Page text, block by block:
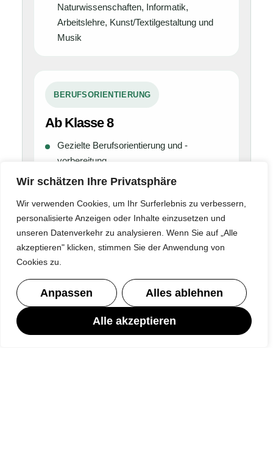
Wir schätzen Ihre Privatsphäre
Wir verwenden Cookies, um Ihr Surferlebnis zu verbessern,
personalisierte Anzeigen oder Inhalte einzusetzen und
unseren Datenverkehr zu analysieren. Wenn Sie auf „Alle
akzeptieren" klicken, stimmen Sie der Anwendung von
Cookies zu.
Anpassen Alles ablehnen
Alle akzeptieren
Naturwissenschaften, Informatik,
Arbeitslehre, Kunst/Textilgestaltung und
Musik
BERUFSORIENTIERUNG
Ab Klasse 8
Gezielte Berufsorientierung und -
vorbereitung
Potentialanalyse
Berufsfelderkundungstage
1-wöchiges Betriebspraktikum in Klasse 8
3-wöchiges Betriebspraktikum in Klasse 9
10